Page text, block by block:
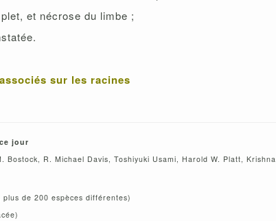
et nécrose du limbe ;
sur les racines
jour
R. Michael Davis, Toshiyuki Usami, Harold W. Platt,
de 200 espèces différentes)